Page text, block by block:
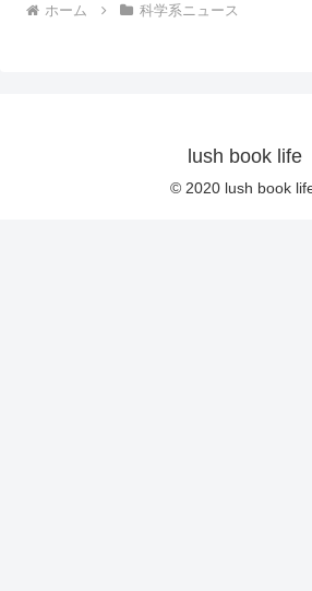
ホーム 科学系ニュース
lush book life
© 2020 lush book